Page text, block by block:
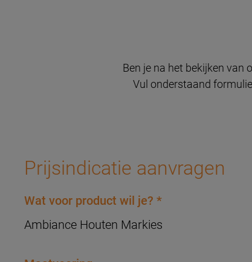
Ben je na het bekijken van
Vul onderstaand
Prijsindicatie aanvragen
Wat voor product wil je? *
Ambiance Houten Markies